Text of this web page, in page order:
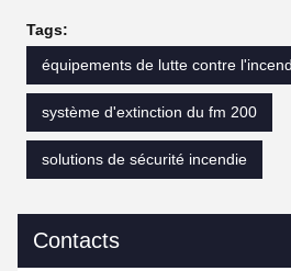
Tags:
équipements de lutte contre
système d'extinction du fm 200
solutions de sécurité incendie
Contacts